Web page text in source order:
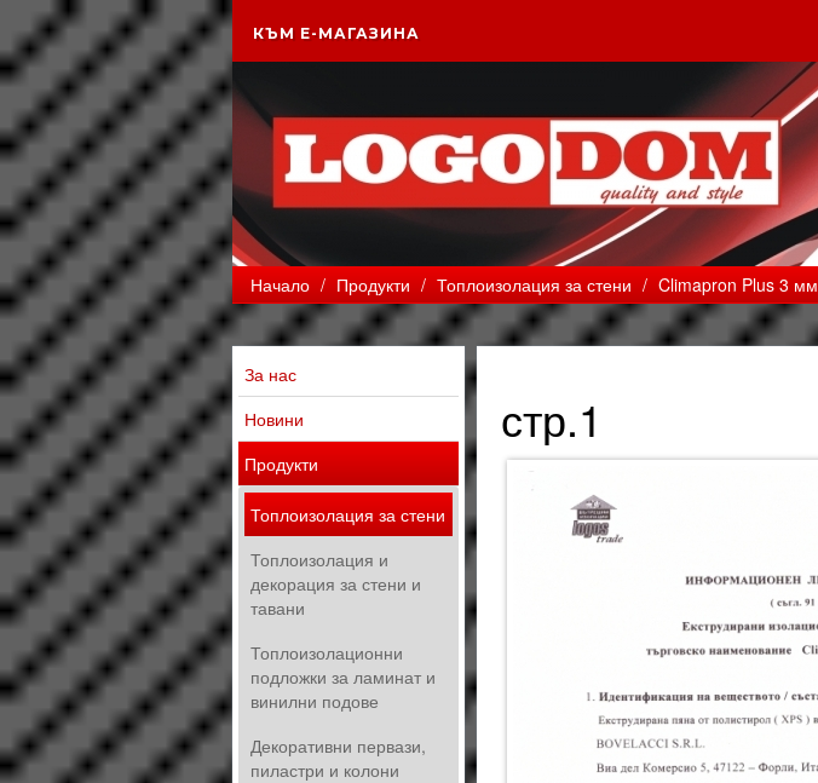
КЪМ Е-МАГАЗИНА
Начало / Продукти / Топлоизолация за стени / Climapron Plus 3 мм
За нас
Новини
Продукти
Топлоизолация за стени
Топлоизолация и
декорация за стени и
тавани
Топлоизолационни
подложки за ламинат и
винилни подове
Декоративни первази,
пиластри и колони
стр.1